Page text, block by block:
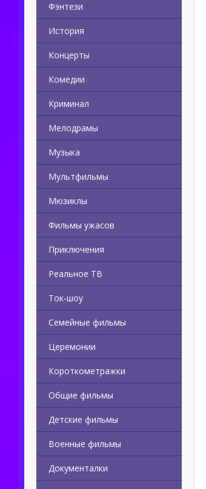
Фэнтези
История
Концерты
Комедии
Криминал
Мелодрамы
Музыка
Мультфильмы
Мюзиклы
Фильмы ужасов
Приключения
Реальное ТВ
Ток-шоу
Семейные фильмы
Церемонии
Короткометражки
Общие фильмы
Детские фильмы
Военные фильмы
Документалки